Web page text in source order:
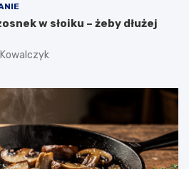
w słoiku – żeby dłużej